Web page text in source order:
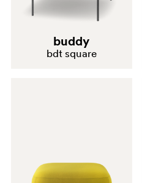
buddy
bdt square